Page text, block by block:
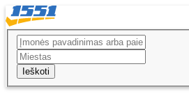
Ieškoti